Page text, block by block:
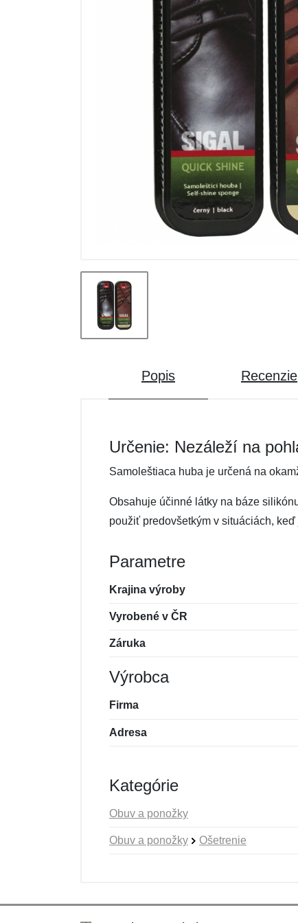
Popis Recenzie
Určenie: Nezáleží na
Samoleštiaca huba je určená na
Obsahuje účinné látky na báze
použiť predovšetkým v situáciách,
Parametre
Krajina výroby
Vyrobené v ČR
Záruka
Výrobca
Firma
Adresa
Kategórie
Obuv a ponožky
Obuv a ponožky Ošetrenie